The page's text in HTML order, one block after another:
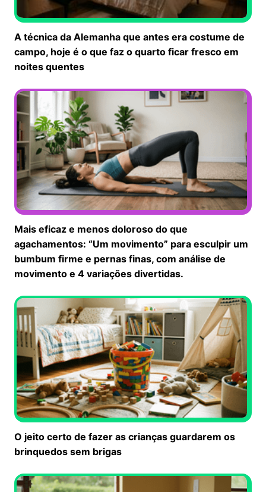
A técnica da Alemanha que antes era costume de
campo, hoje é o que faz o quarto ficar fresco em
noites quentes
Mais eficaz e menos doloroso do que
agachamentos: “Um movimento” para esculpir um
bumbum firme e pernas finas, com análise de
movimento e 4 variações divertidas.
O jeito certo de fazer as crianças guardarem os
brinquedos sem brigas